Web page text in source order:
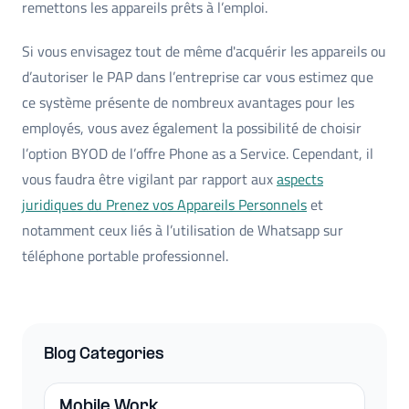
remettons les appareils prêts à l’emploi.
Si vous envisagez tout de même d'acquérir les appareils ou
d’autoriser le PAP dans l’entreprise car vous estimez que
ce système présente de nombreux avantages pour les
employés, vous avez également la possibilité de choisir
l’option BYOD de l’offre Phone as a Service. Cependant, il
vous faudra être vigilant par rapport auxaspects
juridiques du Prenez vos Appareils Personnelset
notamment ceux liés à l’utilisation de Whatsapp sur
téléphone portable professionnel.
Blog Categories